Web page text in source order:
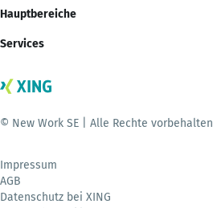
Hauptbereiche
Services
© New Work SE | Alle Rechte vorbehalten
Impressum
AGB
Datenschutz bei XING